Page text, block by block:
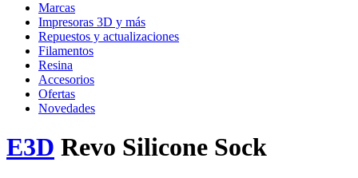
Marcas
Impresoras 3D y más
Repuestos y actualizaciones
Filamentos
Resina
Accesorios
Ofertas
Novedades
E3D Revo Silicone Sock